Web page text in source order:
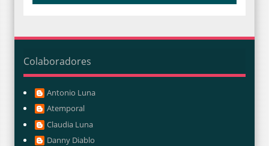
Colaboradores
Antonio Luna
Atemporal
Claudia Luna
Danny Diablo